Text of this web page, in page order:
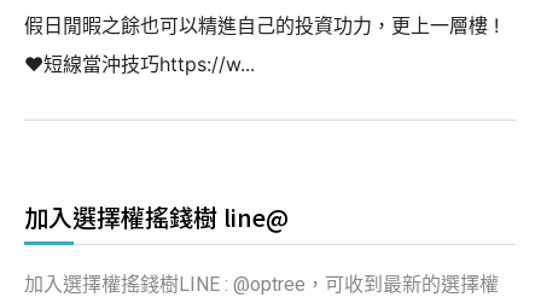
假日閒暇之餘也可以精進自己的投資功力，更上一層樓 !
❤️短線當沖技巧https://w...
加入選擇權搖錢樹 line@
加入選擇權搖錢樹LINE : @optree，可收到最新的選擇權